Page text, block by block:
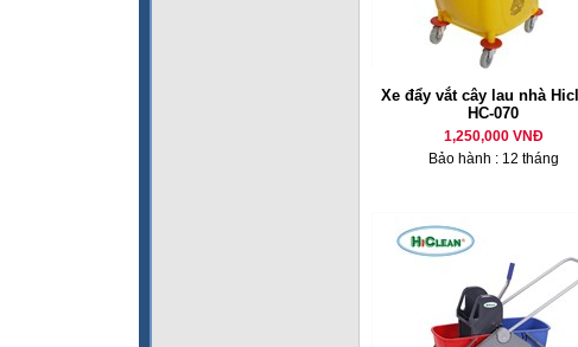
Xe đẩy vắt cây lau nhà
HC-070
1,250,000 VNĐ
Bảo hành : 12 tháng